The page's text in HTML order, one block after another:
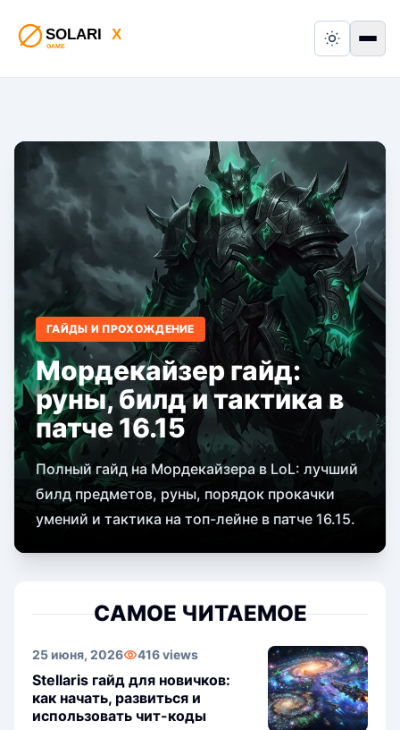
Switch to
ГАЙДЫ И ПРОХОЖДЕНИЕ
Мордекайзер гайд:
руны, билд и тактика в
патче 16.15
Полный гайд на Мордекайзера в LoL: лучший
билд предметов, руны, порядок прокачки
умений и тактика на топ-лейне в патче 16.15.
САМОЕ ЧИТАЕМОЕ
25 июня, 2026 416 views
Stellaris гайд для новичков:
как начать, развиться и
использовать чит-коды